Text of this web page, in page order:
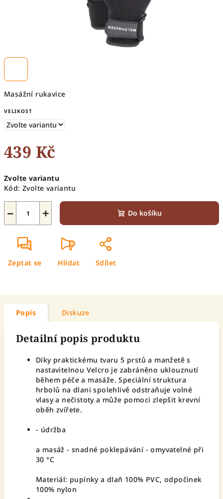
Masážní rukavice
VELIKOST
439 Kč
cena:
Zvolte variantu
Kód: Zvolte variantu
+
− Do košíku
Zeptat se Hlídat Sdílet
Popis Diskuze
Detailní popis produktu
Díky praktickému tvaru 5 prstů a manžetě s
nastavitelnou Velcro je zabráněno uklouznutí
během péče a masáže. Speciální struktura
hrbolů na dlani spolehlivě odstraňuje volné
vlasy a nečistoty a může pomoci zlepšit krevní
oběh zvířete.
- údržba
a masáž - snadné poklepávání - omyvatelné při
30 °C
Materiál: pupínky a dlaň 100% PVC, odpočinek
100% nylon